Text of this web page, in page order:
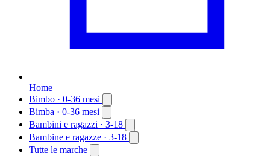
Home
Bimbo · 0-36 mesi
Bimba · 0-36 mesi
Bambini e ragazzi · 3-18
Bambine e ragazze · 3-18
Tutte le marche